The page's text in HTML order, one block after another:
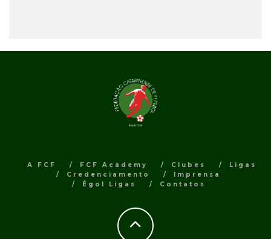
A FCF FCF Academy Clubes
Ligas
Credenciamento
Imprensa
Égol Ligas
Contatos